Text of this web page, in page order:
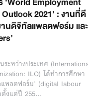
2021’ : งานที่ดี
านดิจิทัลแพลตฟอร์ม และ
ระหว่างประเทศ
ILO) ได้ทำการศึกษา
แพลตฟอร์ม’ (digital labour
ตั้งแต่ปี 255…